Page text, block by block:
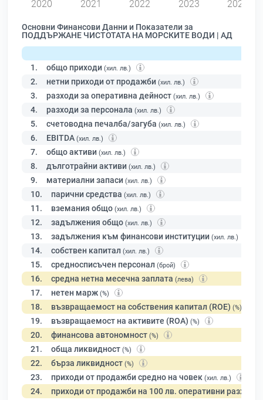
2020 2021 2022 2023 2024
Основни Финансови Данни и Показатели за
ПОДДЪРЖАНЕ ЧИСТОТАТА НА МОРСКИТЕ ВОДИ | АД
1. общо приходи (хил. лв.)
2. нетни приходи от продажби (хил. лв.)
3. разходи за оперативна дейност (хил. лв.)
4. разходи за персонала (хил. лв.)
5. счетоводна печалба/загуба (хил. лв.)
6. EBITDA (хил. лв.)
7. общо активи (хил. лв.)
8. дълготрайни активи (хил. лв.)
9. материални запаси (хил. лв.)
10. парични средства (хил. лв.)
11. вземания общо (хил. лв.)
12. задължения общо (хил. лв.)
13. задължения към финансови институции (хил. лв.)
14. собствен капитал (хил. лв.)
15. средносписъчен персонал (брой)
16. средна нетна месечна заплата (лева)
17. нетен марж (%)
18. възвращаемост на собствения капитал (ROE) (%)
19. възвращаемост на активите (ROA) (%)
20. финансова автономност (%)
21. обща ликвидност (%)
22. бърза ликвидност (%)
23. приходи от продажби средно на човек (хил. лв.)
24. приходи от продажби на 100 лв. оперативни разходи